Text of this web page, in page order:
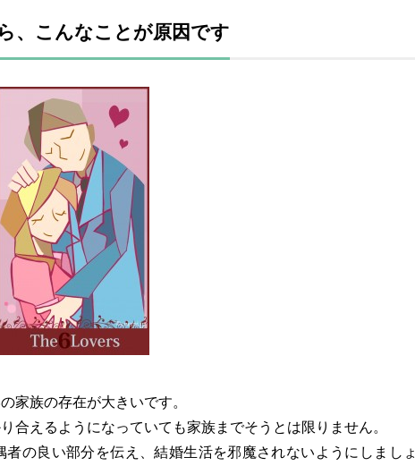
、こんなことが原因です
家族の存在が大きいです。
合えるようになっていても家族までそうとは限りません。
の良い部分を伝え、結婚生活を邪魔されないようにしましょ